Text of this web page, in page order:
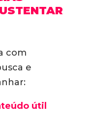
com
e
útil